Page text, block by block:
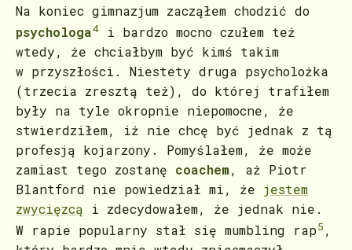
Na koniec gimnazjum zacząłem chodzić do
psychologa4 i bardzo mocno czułem też
wtedy, że chciałbym być kimś takim
w przyszłości. Niestety druga psycholożka
(trzecia zresztą też), do której trafiłem
były na tyle okropnie niepomocne, że
stwierdziłem, iż nie chcę być jednak z tą
profesją kojarzony. Pomyślałem, że może
zamiast tego zostanę coachem, aż Piotr
Blantford nie powiedział mi, że jestem
zwycięzcą i zdecydowałem, że jednak nie.
W rapie popularny stał się mumbling rap5 ,